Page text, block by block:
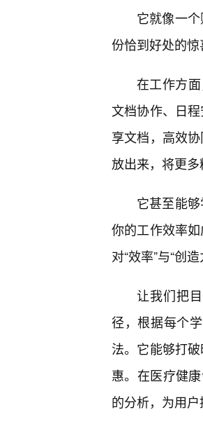
它就像一
份恰到好处的惊
在工作方
文档协作、日
享文档，高效
放出来，将更多
它甚至能
你的工作效率
对“效率”与“创
让我们把
径，根据每个
法。它能够打
惠。在医疗健
的分析，为用